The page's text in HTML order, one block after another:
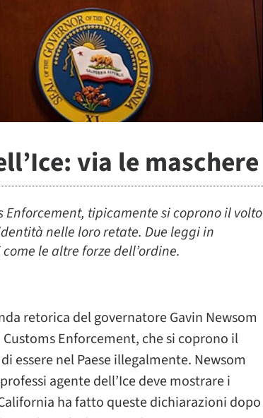
via le maschere
tipicamente si coprono il volto
nelle loro retate. Due leggi in
le altre forze dell’ordine.
retorica del governatore Gavin Newsom
Enforcement, che si coprono il
nel Paese illegalmente. Newsom
agente dell’Ice deve mostrare i
ha fatto queste dichiarazioni dopo